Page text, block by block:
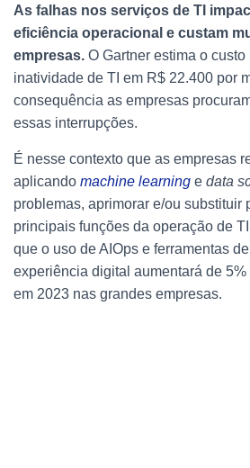
As falhas nos serviços de TI
eficiência operacional e custam
empresas. O Gartner estima o
inatividade de TI em R$ 22.400 por
consequência as empresas
essas interrupções.
É nesse contexto que as empresas
aplicando machine learning e data
problemas, aprimorar e/ou substituir
principais funções da operação de
que o uso de AIOps e ferramentas
experiência digital aumentará de
em 2023 nas grandes empresas.